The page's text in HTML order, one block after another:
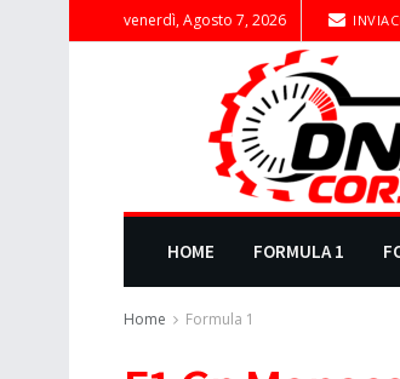
venerdì, Agosto 7, 2026
HOME FORMULA 1
Home Formula 1